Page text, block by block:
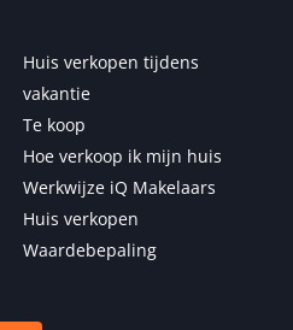
Huis verkopen tijdens
vakantie
Te koop
Hoe verkoop ik mijn huis
Werkwijze iQ Makelaars
Huis verkopen
Waardebepaling